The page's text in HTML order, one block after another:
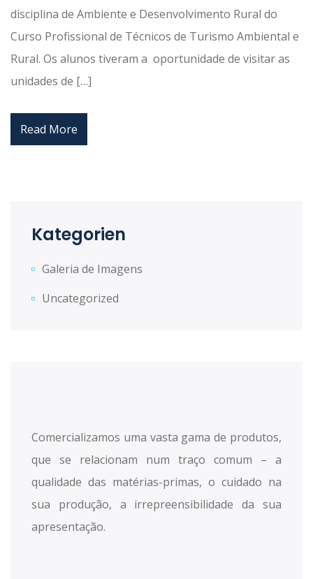
disciplina de Ambiente e Desenvolvimento Rural do
Curso Profissional de Técnicos de Turismo Ambiental e
Rural. Os alunos tiveram a oportunidade de visitar as
unidades de […]
Read More
Kategorien
Galeria de Imagens
Uncategorized
Comercializamos uma vasta gama de produtos,
que se relacionam num traço comum – a
qualidade das matérias-primas, o cuidado na
sua produção, a irrepreensibilidade da sua
apresentação.